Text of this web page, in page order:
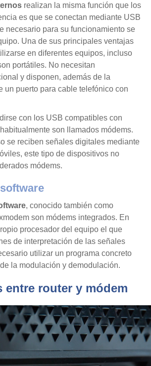
realizan la misma función que los
es que se conectan mediante USB
necesario para su funcionamiento se
Una de sus principales ventajas
en diferentes equipos, incluso
portátiles. No necesitan
y disponen, además de la
un puerto para cable telefónico con
con los USB compatibles con
son llamados módems.
se reciben señales digitales mediante
este tipo de dispositivos no
módems.
, conocido también como
son módems integrados. En
procesador del equipo el que
de interpretación de las señales
utilizar un programa concreto
la modulación y demodulación.
entre router y módem